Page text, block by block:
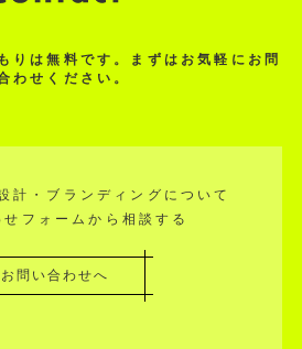
りは無料です。まずはお気軽にお問
わせください。
計・ブランディングについて
フォームから相談する
お問い合わせへ